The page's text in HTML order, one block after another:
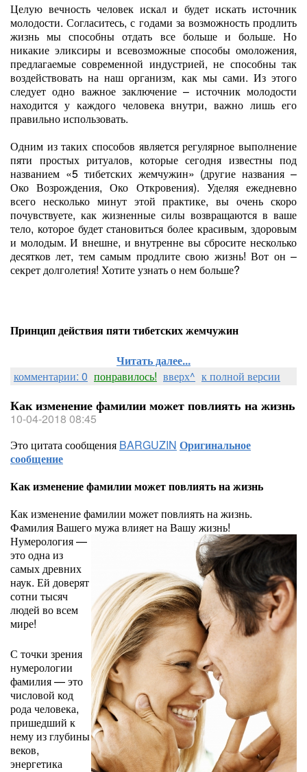
Целую вечность человек искал и будет искать источник
молодости. Согласитесь, с годами за возможность продлить
жизнь мы способны отдать все больше и больше. Но
никакие эликсиры и всевозможные способы омоложения,
предлагаемые современной индустрией, не способны так
воздействовать на наш организм, как мы сами. Из этого
следует одно важное заключение – источник молодости
находится у каждого человека внутри, важно лишь его
правильно использовать.
Одним из таких способов является регулярное выполнение
пяти простых ритуалов, которые сегодня известны под
названием «5 тибетских жемчужин» (другие названия –
Око Возрождения, Око Откровения). Уделяя ежедневно
всего несколько минут этой практике, вы очень скоро
почувствуете, как жизненные силы возвращаются в ваше
тело, которое будет становиться более красивым, здоровым
и молодым. И внешне, и внутренне вы сбросите несколько
десятков лет, тем самым продлите свою жизнь! Вот он –
секрет долголетия! Хотите узнать о нем больше?
Принцип действия пяти тибетских жемчужин
Читать далее...
комментарии: 0 понравилось! вверх^ к полной версии
Как изменение фамилии может повлиять на жизнь
10-04-2018 08:45
Это цитата сообщения BARGUZIN Оригинальное
сообщение
Как изменение фамилии может повлиять на жизнь
Как изменение фамилии может повлиять на жизнь.
Фамилия Вашего мужа влияет на Вашу жизнь!
Нумерология —
это одна из
самых древних
наук. Ей доверят
сотни тысяч
людей во всем
мире!
С точки зрения
нумерологии
фамилия — это
числовой код
рода человека,
пришедший к
нему из глубины
веков,
энергетика